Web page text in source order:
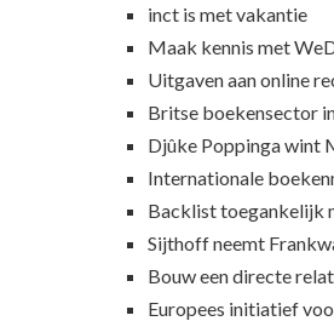
inct is met vakantie
Maak kennis met
Uitgaven aan online
Britse boekensector
Djûke Poppinga wint
Internationale
Backlist toegankelijk
Sijthoff neemt
Bouw een directe
Europees initiatief